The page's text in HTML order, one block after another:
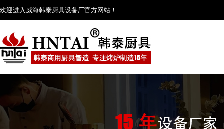
欢迎进入威海韩泰厨具设备厂官方网站！